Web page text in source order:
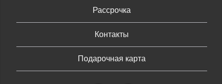
Рассрочка
Контакты
Подарочная карта